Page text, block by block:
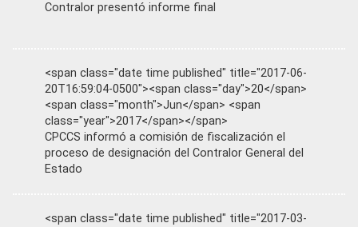
Contralor presentó informe final
<span class="date time published" title="2017-06-
20T16:59:04-0500"><span class="day">20</span>
<span class="month">Jun</span> <span
class="year">2017</span></span>
CPCCS informó a comisión de fiscalización el
proceso de designación del Contralor General del
Estado
<span class="date time published" title="2017-03-